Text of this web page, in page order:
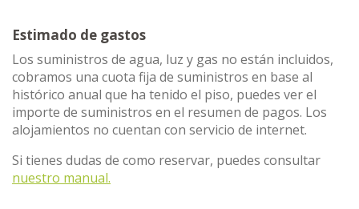
Estimado de gastos
Los suministros de agua, luz y gas no están incluidos,
cobramos una cuota fija de suministros en base al
histórico anual que ha tenido el piso, puedes ver el
importe de suministros en el resumen de pagos. Los
alojamientos no cuentan con servicio de internet.
Si tienes dudas de como reservar, puedes consultar
nuestro manual.